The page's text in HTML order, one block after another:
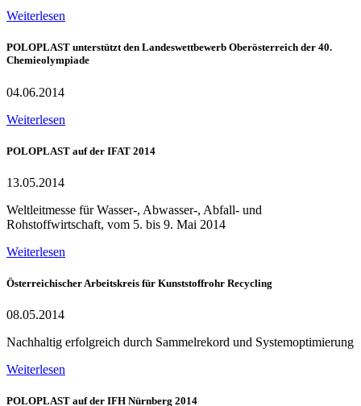
Weiterlesen
POLOPLAST unterstützt den Landeswettbewerb Oberösterreich der 40.
Chemieolympiade
04.06.2014
Weiterlesen
POLOPLAST auf der IFAT 2014
13.05.2014
Weltleitmesse für Wasser-, Abwasser-, Abfall- und
Rohstoffwirtschaft, vom 5. bis 9. Mai 2014
Weiterlesen
Österreichischer Arbeitskreis für Kunststoffrohr Recycling
08.05.2014
Nachhaltig erfolgreich durch Sammelrekord und Systemoptimierung
Weiterlesen
POLOPLAST auf der IFH Nürnberg 2014